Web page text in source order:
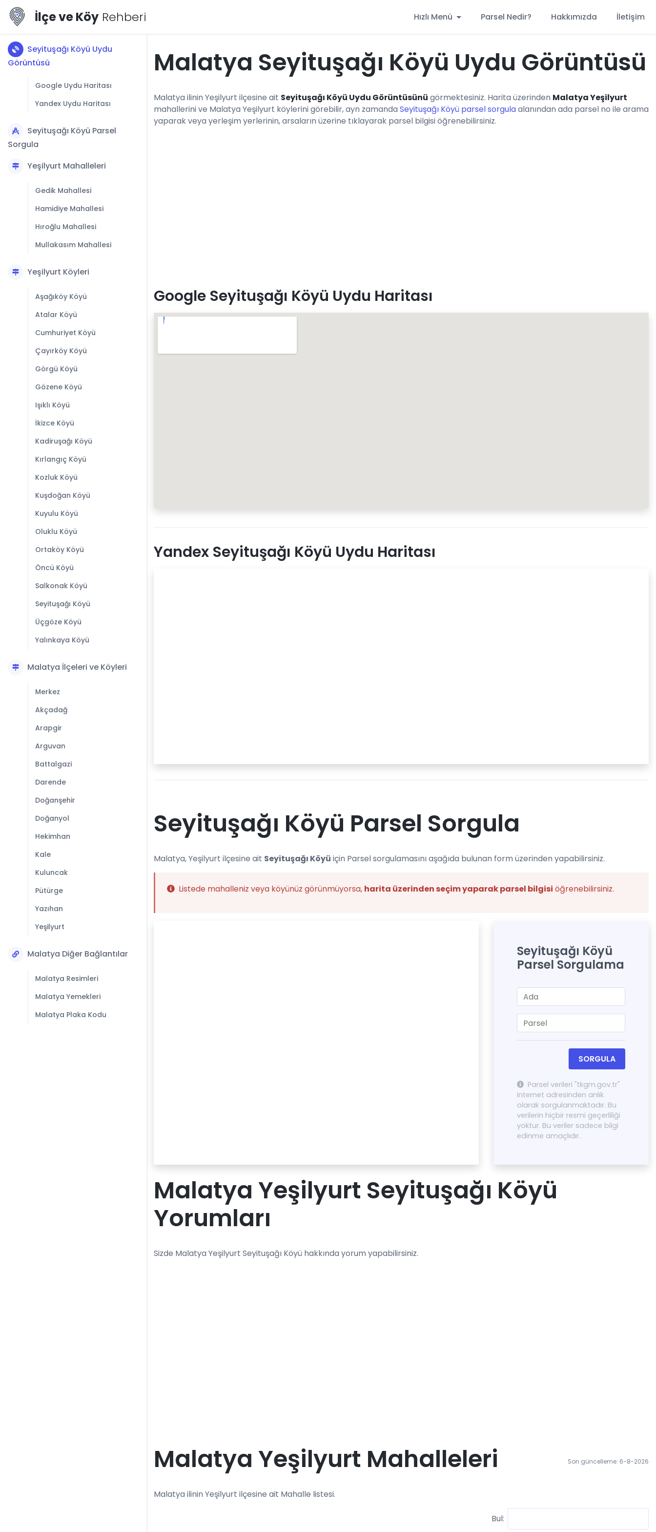
İlçe ve Köy Rehberi Hızlı Menü Parsel Nedir? Hakkımızda İletişim
Seyituşağı Köyü Uydu
Görüntüsü
Google Uydu Haritası
Yandex Uydu Haritası
Seyituşağı Köyü Parsel
Sorgula
Yeşilyurt Mahalleleri
Gedik Mahallesi
Hamidiye Mahallesi
Hıroğlu Mahallesi
Mullakasım Mahallesi
Yeşilyurt Köyleri
Aşağıköy Köyü
Atalar Köyü
Cumhuriyet Köyü
Çayırköy Köyü
Görgü Köyü
Gözene Köyü
Işıklı Köyü
İkizce Köyü
Kadiruşağı Köyü
Kırlangıç Köyü
Kozluk Köyü
Kuşdoğan Köyü
Kuyulu Köyü
Oluklu Köyü
Ortaköy Köyü
Öncü Köyü
Salkonak Köyü
Seyituşağı Köyü
Üçgöze Köyü
Yalınkaya Köyü
Malatya İlçeleri ve Köyleri
Merkez
Akçadağ
Arapgir
Arguvan
Battalgazi
Darende
Doğanşehir
Doğanyol
Hekimhan
Kale
Kuluncak
Pütürge
Yazıhan
Yeşilyurt
Malatya Diğer Bağlantılar
Malatya Resimleri
Malatya Yemekleri
Malatya Plaka Kodu
Malatya Seyituşağı Köyü Uydu Görüntüsü
Malatya ilinin Yeşilyurt ilçesine ait Seyituşağı Köyü Uydu Görüntüsünü görmektesiniz. Harita üzerinden Malatya Yeşilyurt
mahallerini ve Malatya Yeşilyurt köylerini görebilir, ayn zamanda Seyituşağı Köyü parsel sorgulaalanından ada parsel no ile arama
yaparak veya yerleşim yerlerinin, arsaların üzerine tıklayarak parsel bilgisi öğrenebilirsiniz.
Google Seyituşağı Köyü Uydu Haritası
Yandex Seyituşağı Köyü Uydu Haritası
Seyituşağı Köyü Parsel Sorgula
Malatya, Yeşilyurt ilçesine ait Seyituşağı Köyü için Parsel sorgulamasını aşağıda bulunan form üzerinden yapabilirsiniz.
Listede mahalleniz veya köyünüz görünmüyorsa, harita üzerinden seçim yaparak parsel bilgisi öğrenebilirsiniz.
Seyituşağı Köyü
Parsel Sorgulama
SORGULA
Parsel verileri "tkgm.gov.tr"
internet adresinden anlık
olarak sorgulanmaktadır. Bu
verilerin hiçbir resmi geçerliliği
yoktur. Bu veriler sadece bilgi
edinme amaçlıdır.
Malatya Yeşilyurt Seyituşağı Köyü
Yorumları
Sizde Malatya Yeşilyurt Seyituşağı Köyü hakkında yorum yapabilirsiniz.
Malatya Yeşilyurt Mahalleleri Son güncelleme: 6-8-2026
Malatya ilinin Yeşilyurt ilçesine ait Mahalle listesi.
Bul: